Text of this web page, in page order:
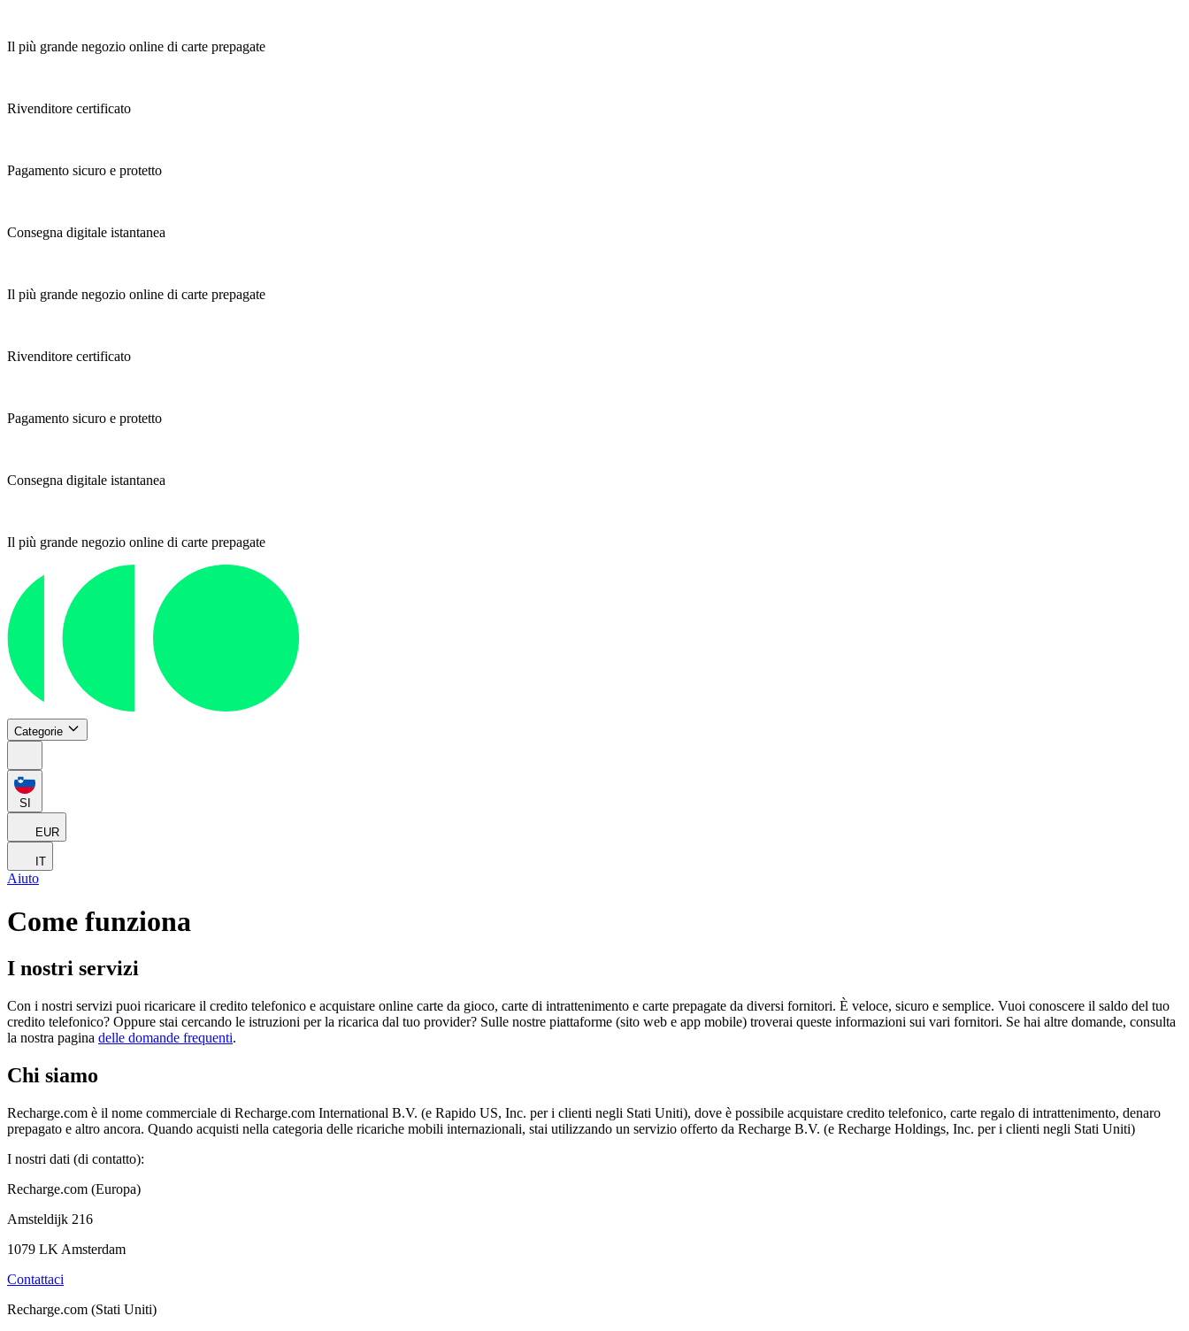
Il più grande negozio online di carte prepagate
Rivenditore certificato
Pagamento sicuro e protetto
Consegna digitale istantanea
Il più grande negozio online di carte prepagate
Rivenditore certificato
Pagamento sicuro e protetto
Consegna digitale istantanea
Il più grande negozio online di carte prepagate
Categorie
SI
EUR
IT
Aiuto
Come funziona
I nostri servizi
Con i nostri servizi puoi ricaricare il credito telefonico e acquistare online carte da gioco, carte di intrattenimento e carte prepagate da diversi fornitori. È veloce, sicuro e semplice. Vuoi conoscere il saldo del tuo
credito telefonico? Oppure stai cercando le istruzioni per la ricarica dal tuo provider? Sulle nostre piattaforme (sito web e app mobile) troverai queste informazioni sui vari fornitori. Se hai altre domande, consulta
la nostra pagina delle domande frequenti.
Chi siamo
Recharge.com è il nome commerciale di Recharge.com International B.V. (e Rapido US, Inc. per i clienti negli Stati Uniti), dove è possibile acquistare credito telefonico, carte regalo di intrattenimento, denaro
prepagato e altro ancora. Quando acquisti nella categoria delle ricariche mobili internazionali, stai utilizzando un servizio offerto da Recharge B.V. (e Recharge Holdings, Inc. per i clienti negli Stati Uniti)
I nostri dati (di contatto):
Recharge.com (Europa)
Amsteldijk 216
1079 LK Amsterdam
Contattaci
Recharge.com (Stati Uniti)